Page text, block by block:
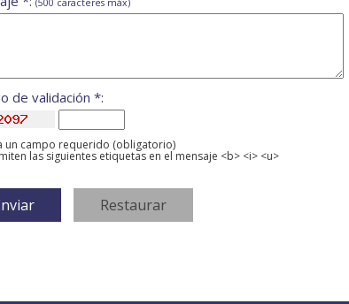
(500 caracteres máx)
de validación *:
un campo requerido (obligatorio)
las siguientes etiquetas en el mensaje <b> <i> <u>